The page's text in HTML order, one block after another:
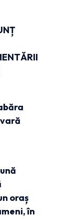
oraș
în